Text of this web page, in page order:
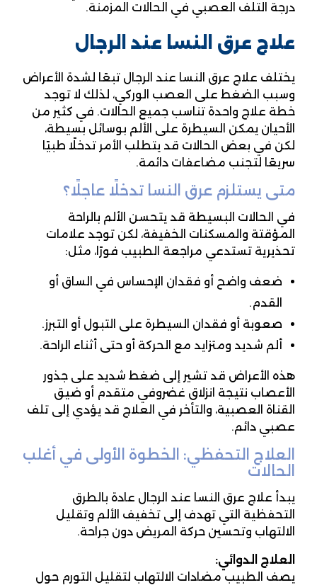
درجة التلف العصبي في الحالات المزمنة.
علاج عرق النسا عند الرجال
يختلف علاج عرق النسا عند الرجال تبعًا لشدة الأعراض
وسبب الضغط على العصب الوركي، لذلك لا توجد
خطة علاج واحدة تناسب جميع الحالات. في كثير من
الأحيان يمكن السيطرة على الألم بوسائل بسيطة،
لكن في بعض الحالات قد يتطلب الأمر تدخلًا طبيًا
سريعًا لتجنب مضاعفات دائمة.
متى يستلزم عرق النسا تدخلًا عاجلًا؟
في الحالات البسيطة قد يتحسن الألم بالراحة
المؤقتة والمسكنات الخفيفة، لكن توجد علامات
تحذيرية تستدعي مراجعة الطبيب فورًا، مثل:
ضعف واضح أو فقدان الإحساس في الساق أو
القدم.
صعوبة أو فقدان السيطرة على التبول أو التبرز.
ألم شديد ومتزايد مع الحركة أو حتى أثناء الراحة.
هذه الأعراض قد تشير إلى ضغط شديد على جذور
الأعصاب نتيجة انزلاق غضروفي متقدم أو ضيق
القناة العصبية، والتأخر في العلاج قد يؤدي إلى تلف
عصبي دائم.
العلاج التحفظي: الخطوة الأولى في أغلب
الحالات
يبدأ علاج عرق النسا عند الرجال عادة بالطرق
التحفظية التي تهدف إلى تخفيف الألم وتقليل
الالتهاب وتحسين حركة المريض دون جراحة.
العلاج الدوائي:
يصف الطبيب مضادات الالتهاب لتقليل التورم حول